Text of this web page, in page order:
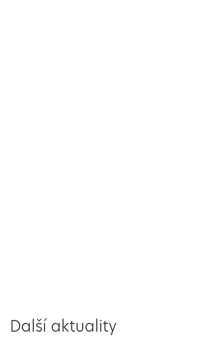
Další aktuality